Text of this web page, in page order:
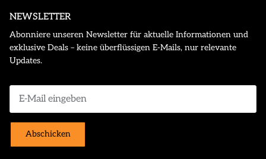
NEWSLETTER
Abonniere unseren Newsletter für aktuelle Informationen und
exklusive Deals – keine überflüssigen E-Mails, nur relevante
Updates.
Abschicken